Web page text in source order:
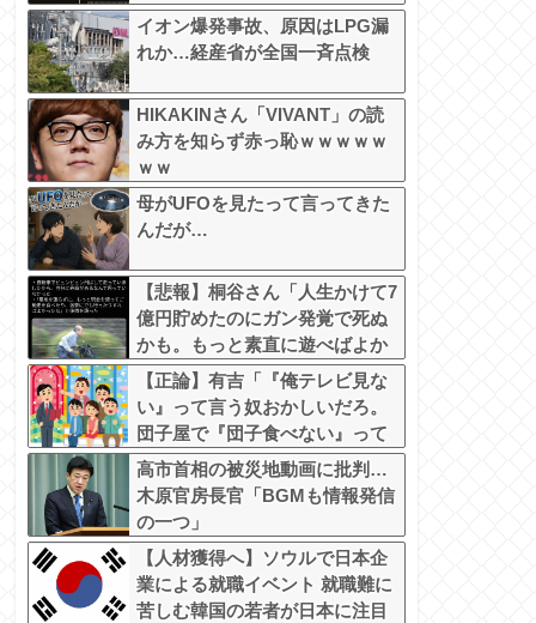
イオン爆発事故、原因はLPG漏
れか…経産省が全国一斉点検
HIKAKINさん「VIVANT」の読
み方を知らず赤っ恥ｗｗｗｗｗ
ｗｗ
母がUFOを見たって言ってきた
んだが…
【悲報】桐谷さん「人生かけて7
億円貯めたのにガン発覚で死ぬ
かも。もっと素直に遊べばよか
った」後悔の涙
【正論】有吉「『俺テレビ見な
い』って言う奴おかしいだろ。
団子屋で『団子食べない』って
言うか？」
高市首相の被災地動画に批判…
木原官房長官「BGMも情報発信
の一つ」
【人材獲得へ】ソウルで日本企
業による就職イベント 就職難に
苦しむ韓国の若者が日本に注目